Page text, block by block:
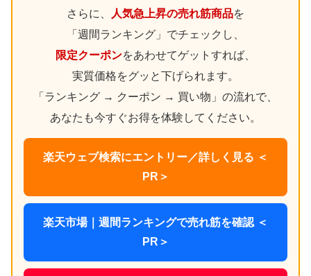
さらに、
人気急上昇の売れ筋商品を
「週間ランキング」でチェックし、
限定クーポンをあわせてゲットすれば、
実質価格をグッと下げられます。
「ランキング → クーポン → 買い物」の流れで、
あなたも今すぐお得を体験してください。
楽天ウェブ検索にエントリー／詳しく見る ＜
PR＞
楽天市場｜週間ランキングで売れ筋を確認 ＜
PR＞